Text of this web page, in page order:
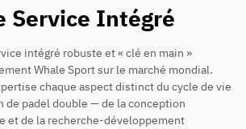
Service Intégré
intégré robuste et « clé en main »
Whale Sport sur le marché mondial.
chaque aspect distinct du cycle de vie
de padel double — de la conception
et de la recherche-développement